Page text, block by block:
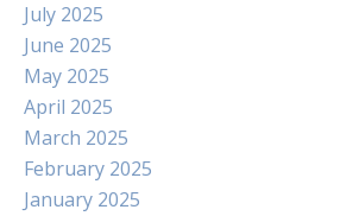
July 2025
June 2025
May 2025
April 2025
March 2025
February 2025
January 2025